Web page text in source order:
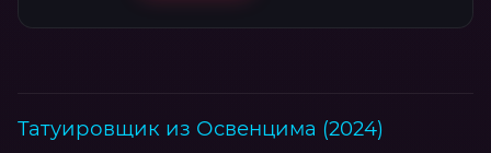
Татуировщик из Освенцима (2024)